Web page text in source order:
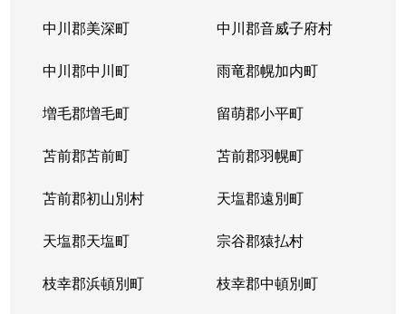
中川郡美深町 中川郡音威子府村
中川郡中川町 雨竜郡幌加内町
増毛郡増毛町 留萌郡小平町
苫前郡苫前町 苫前郡羽幌町
苫前郡初山別村 天塩郡遠別町
天塩郡天塩町 宗谷郡猿払村
枝幸郡浜頓別町 枝幸郡中頓別町